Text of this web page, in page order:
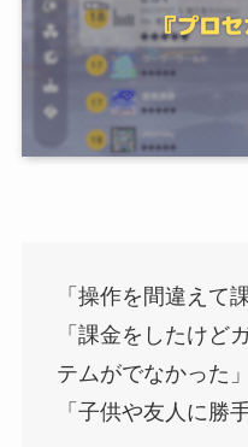
「操作を間違えて
「課金をしたけど
テムがでなかった」
「子供や友人に勝